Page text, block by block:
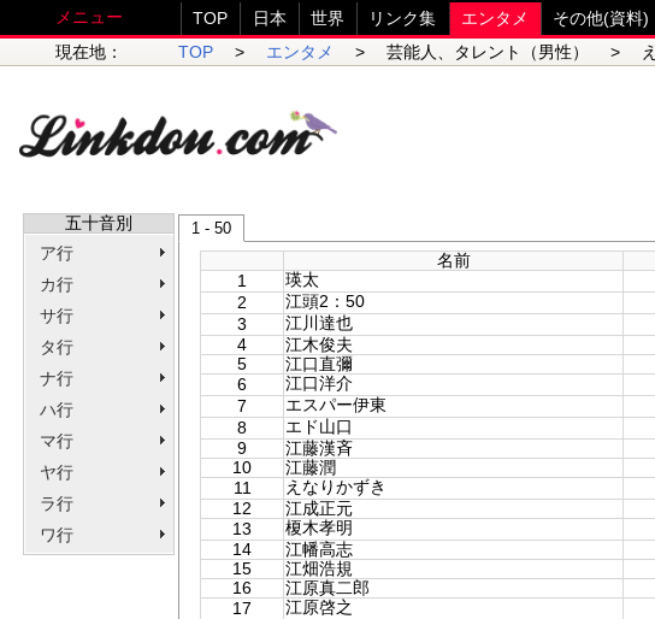
メニュー TOP 日本 世界 リンク集 エンタメ その他(資料)
現在地：
TOP > エンタメ > 芸能人、タレント（男性） > え
五十音別
ア行
カ行
サ行
タ行
ナ行
ハ行
マ行
ヤ行
ラ行
ワ行
1 - 50
名前
1
瑛太
2
江頭2：50
3
江川達也
4
江木俊夫
5
江口直彌
6
江口洋介
7
エスパー伊東
8
エド山口
9
江藤漢斉
10
江藤潤
11
えなりかずき
12
江成正元
13
榎木孝明
14
江幡高志
15
江畑浩規
16
江原真二郎
17
江原啓之